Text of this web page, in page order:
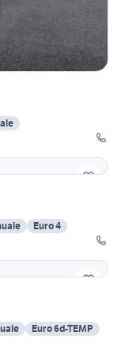
Euro 4
Euro 6d-TEMP